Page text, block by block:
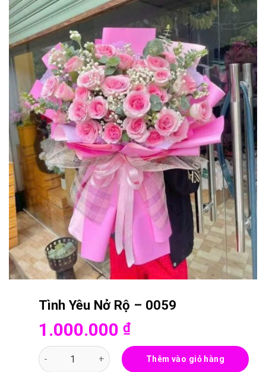
Tình Yêu Nở Rộ – 0059
1.000.000 ₫
Tình Yêu Nở Rộ - 0059 số lượng
Thêm vào giỏ hàng